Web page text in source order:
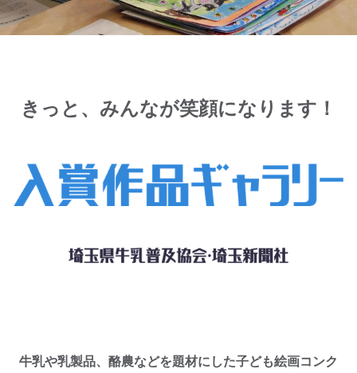
きっと、みんなが笑顔になります！
牛乳や乳製品、酪農などを題材にした子ども絵画コンク